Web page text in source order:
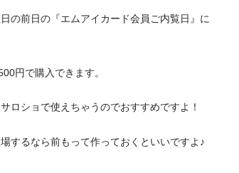
の前日の『エムアイカード会員ご内覧日』に
円で購入できます。
ロショで使えちゃうのでおすすめですよ！
するなら前もって作っておくといいですよ♪